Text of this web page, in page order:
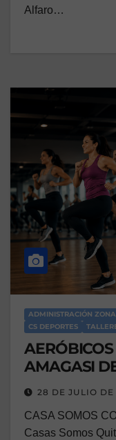
Alfaro…
ADMINISTRACIÓN
CS DEPORTES
AMAGASI
28 DE JULIO DE
CASA SOMOS
Casas Somos